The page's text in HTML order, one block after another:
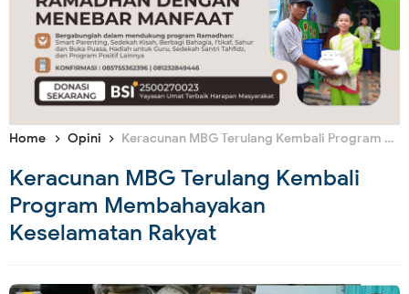
Home Opini Keracunan MBG Terulang Kembali Program Membahayakan Keselamatan Rakyat
Keracunan MBG Terulang Kembali
Program Membahayakan
Keselamatan Rakyat